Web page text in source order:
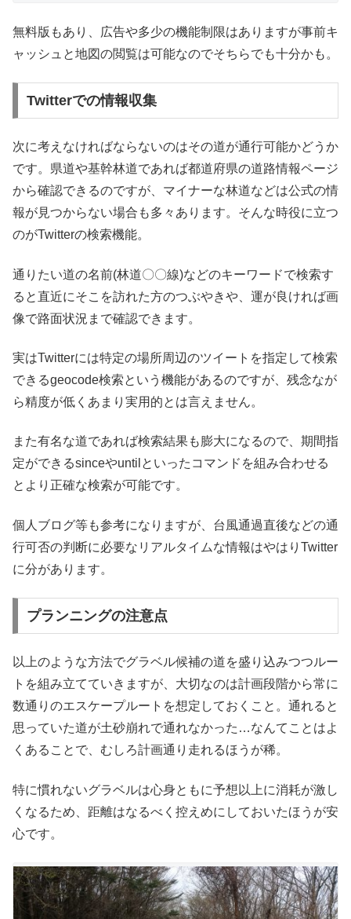
無料版もあり、広告や多少の機能制限はありますが事前キ
ャッシュと地図の閲覧は可能なのでそちらでも十分かも。
Twitterでの情報収集
次に考えなければならないのはその道が通行可能かどうか
です。県道や基幹林道であれば都道府県の道路情報ページ
から確認できるのですが、マイナーな林道などは公式の情
報が見つからない場合も多々あります。そんな時役に立つ
のがTwitterの検索機能。
通りたい道の名前(林道〇〇線)などのキーワードで検索す
ると直近にそこを訪れた方のつぶやきや、運が良ければ画
像で路面状況まで確認できます。
実はTwitterには特定の場所周辺のツイートを指定して検索
できるgeocode検索という機能があるのですが、残念なが
ら精度が低くあまり実用的とは言えません。
また有名な道であれば検索結果も膨大になるので、期間指
定ができるsinceやuntilといったコマンドを組み合わせる
とより正確な検索が可能です。
個人ブログ等も参考になりますが、台風通過直後などの通
行可否の判断に必要なリアルタイムな情報はやはりTwitter
に分があります。
プランニングの注意点
以上のような方法でグラベル候補の道を盛り込みつつルー
トを組み立てていきますが、大切なのは計画段階から常に
数通りのエスケープルートを想定しておくこと。通れると
思っていた道が土砂崩れで通れなかった…なんてことはよ
くあることで、むしろ計画通り走れるほうが稀。
特に慣れないグラベルは心身ともに予想以上に消耗が激し
くなるため、距離はなるべく控えめにしておいたほうが安
心です。